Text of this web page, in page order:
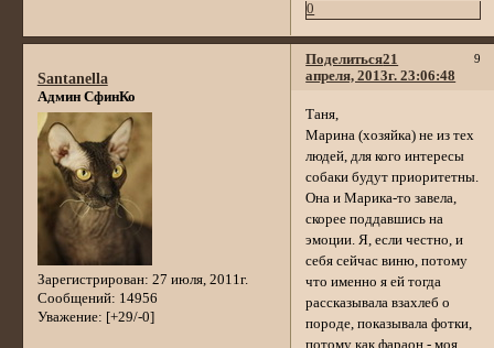
0
Поделиться 9
21
апреля, 2013г. 23:06:48
Santanella
Админ СфинКо
Зарегистрирован: 27 июля, 2011г.
Сообщений: 14956
Уважение: [+29/-0]
Таня,
Марина (хозяйка) не из тех
людей, для кого интересы
собаки будут приоритетны.
Она и Марика-то завела,
скорее поддавшись на
эмоции. Я, если честно, и
себя сейчас виню, потому
что именно я ей тогда
рассказывала взахлеб о
породе, показывала фотки,
потому как фараон - моя